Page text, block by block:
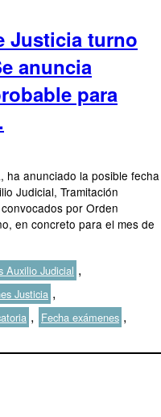
Justicia turno
anuncia
para
ha anunciado la posible fecha
Judicial, Tramitación
por Orden
en concreto para el mes de
Auxilio Judicial ,
Justicia ,
, Fecha exámenes ,